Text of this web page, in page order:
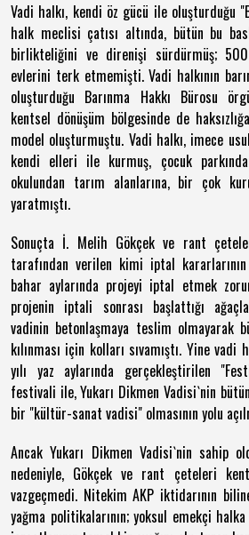
Vadi halkı, kendi öz gücü ile oluşturduğu
halk meclisi çatısı altında, bütün bu
birlikteliğini ve direnişi sürdürmüş;
evlerini terk etmemişti. Vadi halkının
oluşturduğu Barınma Hakkı Bürosu
kentsel dönüşüm bölgesinde de
model oluşturmuştu. Vadi halkı, imece
kendi elleri ile kurmuş, çocuk
okulundan tarım alanlarına, bir çok
yaratmıştı.
Sonuçta İ. Melih Gökçek ve rant
tarafından verilen kimi iptal
bahar aylarında projeyi iptal etmek
projenin iptali sonrası başlattığı
vadinin betonlaşmaya teslim olmayarak
kılınması için kolları sıvamıştı. Yine
yılı yaz aylarında gerçekleştirilen
festivali ile, Yukarı Dikmen Vadisi`nin
bir "kültür-sanat vadisi" olmasının yolu
Ancak Yukarı Dikmen Vadisi`nin sahip
nedeniyle, Gökçek ve rant çeteleri
vazgeçmedi. Nitekim AKP iktidarının
yağma politikalarının; yoksul emekçi